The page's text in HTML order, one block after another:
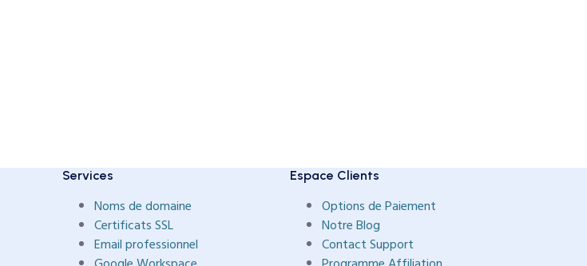
Services
Noms de domaine
Certificats SSL
Email professionnel
Espace Clients
Options de Paiement
Notre Blog
Contact Support